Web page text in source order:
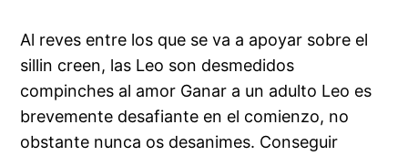
Al reves entre los que se va a apoyar sobre el
silli­n creen, las Leo son desmedidos
compinches al amor Ganar a un adulto Leo es
brevemente desafiante en el comienzo, no
obstante nunca os desanimes. Conseguir